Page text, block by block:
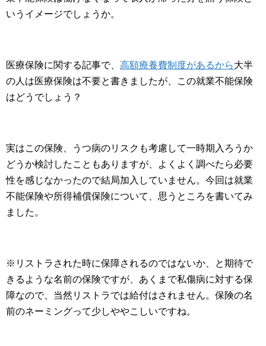
いうイメージでしょうか。
医療保険に関する記事で、 高額療養費制度があるから大半
の人は医療保険は不要と書きましたが、この就業不能保険
はどうでしょう？
実はこの保険、うつ病のリスクも考慮して一時期入ろうか
どうか検討したこともありますが、よくよく調べたら必要
性を感じなかったので結局加入していません。今回は就業
不能保険や所得補償保険について、思うところを書いてみ
ました。
※リストラされた時に保障されるのではないか、と期待で
きるような名前の保険ですが、あくまで私傷病に対する保
障なので、当然リストラでは給付はされません。保険の名
前のネーミングって少しややこしいですね。